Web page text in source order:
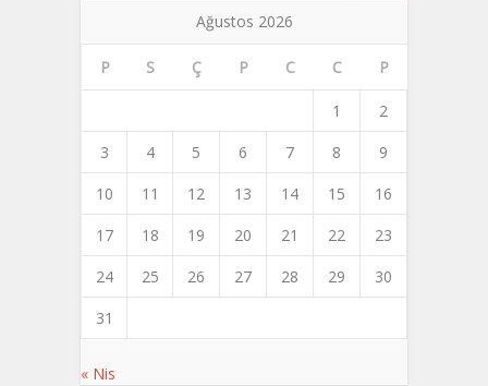
Ağustos 2026
P S Ç P C C P
1
2
3
4 5 6 7 8
9
10
11 12 13 14 15
16
17
18 19 20 21 22
23
24
25 26 27 28 29
30
31
« Nis